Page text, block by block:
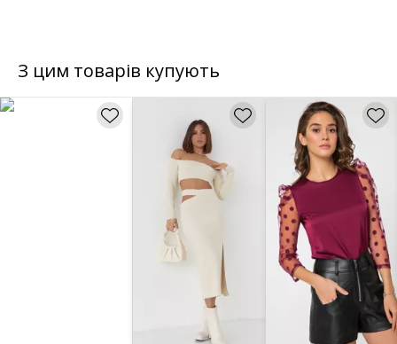
З цим товарів купують